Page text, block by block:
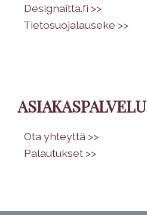
Designaitta.fi >>
Tietosuojalauseke >>
ASIAKASPALVELU
Ota yhteyttä >>
Palautukset >>